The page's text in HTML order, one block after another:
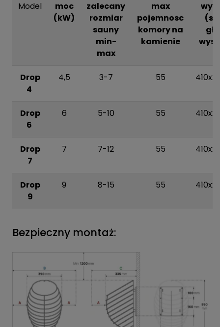
Model
moc
(kW)
zalecany
rozmiar
sauny
min-
max
max
pojemnosc
komory na
kamienie
Drop
4
4,5 3-7 55
Drop
6
6 5-10 55
Drop
7
7 7-12 55
Drop
9
9 8-15 55
Bezpieczny montaż: